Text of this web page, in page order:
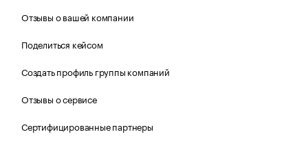
Отзывы о вашей компании
Поделиться кейсом
Создать профиль группы компаний
Отзывы о сервисе
Сертифицированные партнеры